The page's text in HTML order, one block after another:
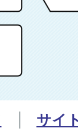
サイ